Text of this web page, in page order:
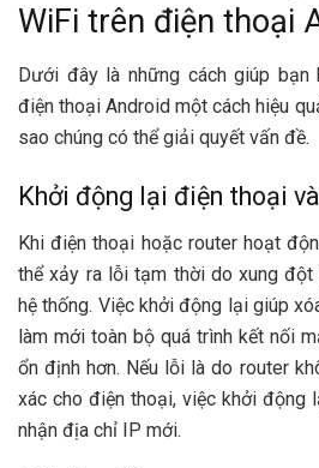
WiFi trên điện thoại
Dưới đây là những cách giúp
điện thoại Android một cách hiệu
sao chúng có thể giải quyết vấn đề.
Khởi động lại điện thoại
Khi điện thoại hoặc router hoạt
thể xảy ra lỗi tạm thời do xung đột
hệ thống. Việc khởi động lại giúp
làm mới toàn bộ quá trình kết nối
ổn định hơn. Nếu lỗi là do router
xác cho điện thoại, việc khởi động
nhận địa chỉ IP mới.